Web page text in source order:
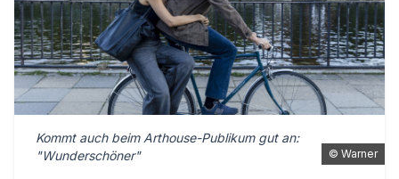
© Warner
Kommt auch beim Arthouse-Publikum gut an:
"Wunderschöner"